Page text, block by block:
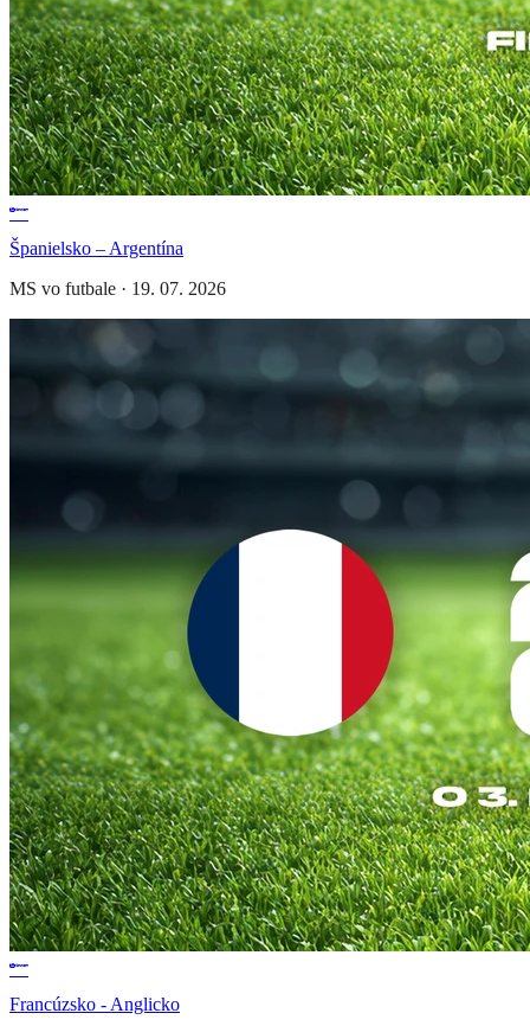
Španielsko – Argentína
MS vo futbale · 19. 07. 2026
Francúzsko - Anglicko